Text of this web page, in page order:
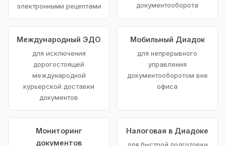
электронными рецептами
документооборота
Международный ЭДО
для исключения
дорогостоящей
международной
курьерской доставки
документов
Мобильный Диадок
для непрерывного
управления
документооборотом вне
офиса
Мониторинг
документов
Налоговая в Диадоке